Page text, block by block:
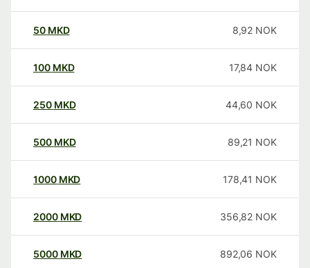
50 MKD 8,92 NOK
100 MKD 17,84 NOK
250 MKD 44,60 NOK
500 MKD 89,21 NOK
1000 MKD 178,41 NOK
2000 MKD 356,82 NOK
5000 MKD 892,06 NOK